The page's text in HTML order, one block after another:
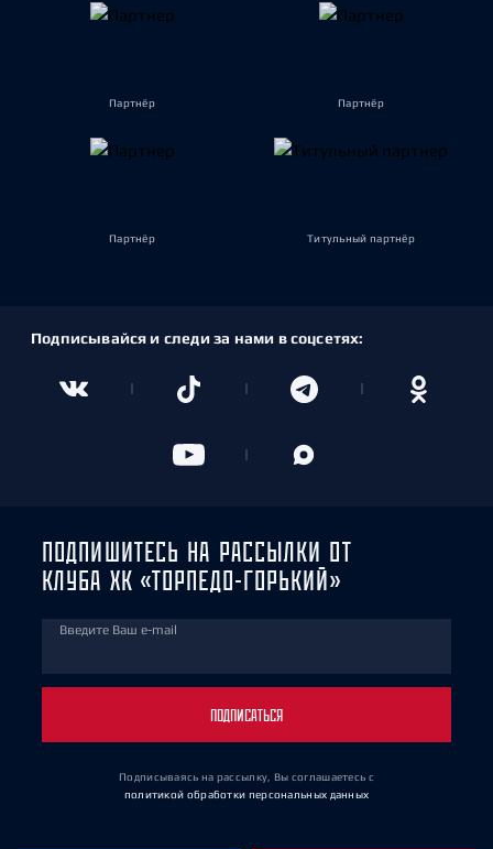
Партнёр Партнёр
Партнёр Титульный партнёр
Подписывайся и следи за нами в соцсетях:
ПОДПИШИТЕСЬ НА РАССЫЛКИ ОТ
КЛУБА ХК «ТОРПЕДО-ГОРЬКИЙ»
Введите Ваш e-mail
ПОДПИСАТЬСЯ
Подписываясь на рассылку, Вы соглашаетесь с
политикой обработки персональных данных